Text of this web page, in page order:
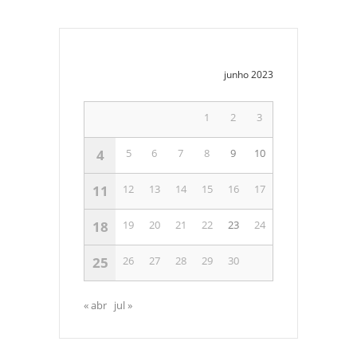
junho 2023
1 2 3
4 5 6 7 8 9 10
11 12 13 14 15 16 17
18 19 20 21 22 23 24
25 26 27 28 29 30
« abr jul »